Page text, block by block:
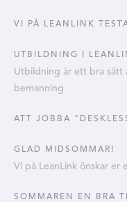
VI PÅ LEANLINK
UTBILDNING I
Utbildning är ett bra sätt
bemanning
ATT JOBBA
GLAD MIDSOMMAR!
Vi på LeanLink önskar er
SOMMAREN EN BRA